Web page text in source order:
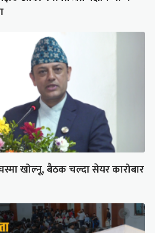
खोल्नू, बैठक चल्दा सेयर कारोबार